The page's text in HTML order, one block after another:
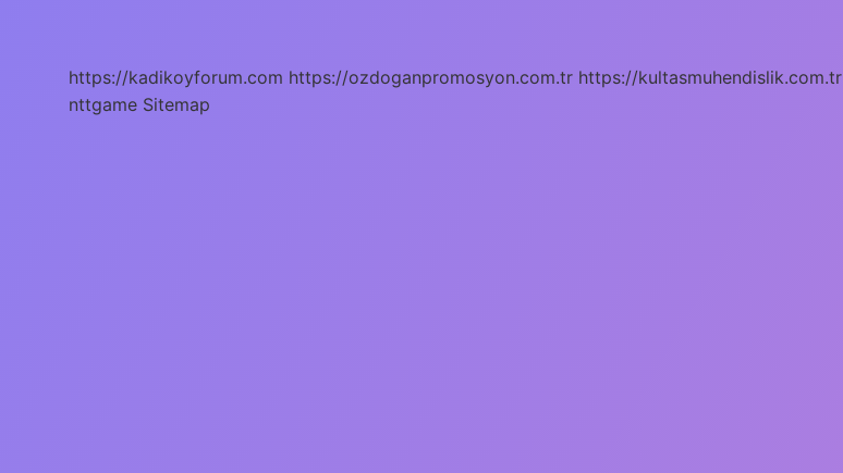
https://kadikoyforum.com https://ozdoganpromosyon.com.tr https://kultasmuhendislik.com.tr
nttgame Sitemap